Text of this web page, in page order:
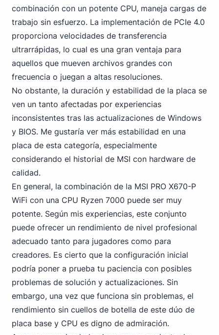
combinación con un potente CPU, maneja cargas de
trabajo sin esfuerzo. La implementación de PCIe 4.0
proporciona velocidades de transferencia
ultrarrápidas, lo cual es una gran ventaja para
aquellos que mueven archivos grandes con
frecuencia o juegan a altas resoluciones.
No obstante, la duración y estabilidad de la placa se
ven un tanto afectadas por experiencias
inconsistentes tras las actualizaciones de Windows
y BIOS. Me gustaría ver más estabilidad en una
placa de esta categoría, especialmente
considerando el historial de MSI con hardware de
calidad.
En general, la combinación de la MSI PRO X670-P
WiFi con una CPU Ryzen 7000 puede ser muy
potente. Según mis experiencias, este conjunto
puede ofrecer un rendimiento de nivel profesional
adecuado tanto para jugadores como para
creadores. Es cierto que la configuración inicial
podría poner a prueba tu paciencia con posibles
problemas de solución y actualizaciones. Sin
embargo, una vez que funciona sin problemas, el
rendimiento sin cuellos de botella de este dúo de
placa base y CPU es digno de admiración.